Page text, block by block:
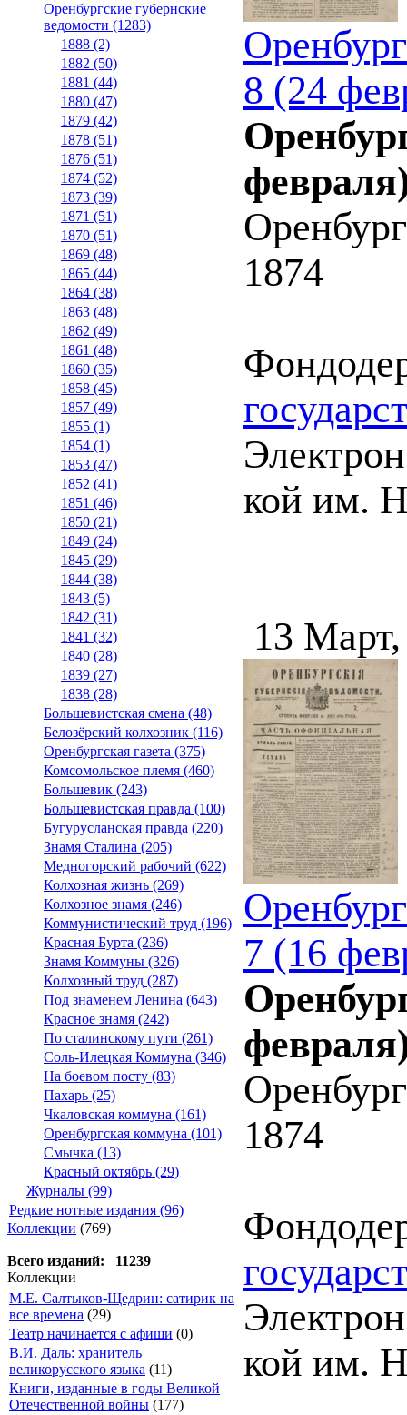
Оренбургские губернские
ведомости (1283)
1888 (2)
1882 (50)
1881 (44)
1880 (47)
1879 (42)
1878 (51)
1876 (51)
1874 (52)
1873 (39)
1871 (51)
1870 (51)
1869 (48)
1865 (44)
1864 (38)
1863 (48)
1862 (49)
1861 (48)
1860 (35)
1858 (45)
1857 (49)
1855 (1)
1854 (1)
1853 (47)
1852 (41)
1851 (46)
1850 (21)
1849 (24)
1845 (29)
1844 (38)
1843 (5)
1842 (31)
1841 (32)
1840 (28)
1839 (27)
1838 (28)
Большевистская смена (48)
Белозёрский колхозник (116)
Оренбургская газета (375)
Комсомольское племя (460)
Большевик (243)
Большевистская правда (100)
Бугурусланская правда (220)
Знамя Сталина (205)
Медногорский рабочий (622)
Колхозная жизнь (269)
Колхозное знамя (246)
Коммунистический труд (196)
Красная Бурта (236)
Знамя Коммуны (326)
Колхозный труд (287)
Под знаменем Ленина (643)
Красное знамя (242)
По сталинскому пути (261)
Соль-Илецкая Коммуна (346)
На боевом посту (83)
Пахарь (25)
Чкаловская коммуна (161)
Оренбургская коммуна (101)
Смычка (13)
Красный октябрь (29)
Журналы (99)
Редкие нотные издания (96)
Коллекции (769)
Всего изданий: 11239
Коллекции
М.Е. Салтыков-Щедрин: сатирик на
все времена (29)
Театр начинается с афиши (0)
В.И. Даль: хранитель
великорусского языка (11)
Книги, изданные в годы Великой
Отечественной войны (177)
8 (24
1874
кой им.
13
7 (16
1874
кой им.